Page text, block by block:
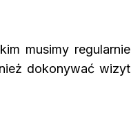
musimy regularnie
dokonywać wizyt